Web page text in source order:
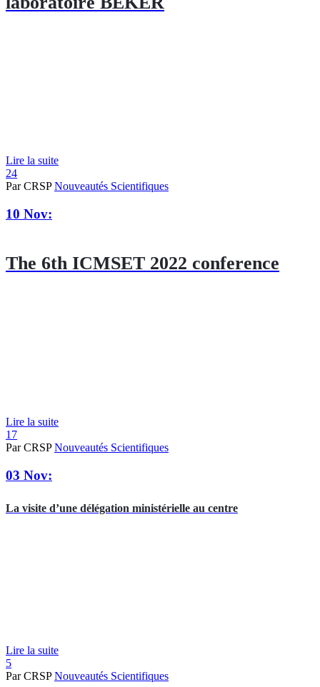
Lire la suite
24
Par CRSP Nouveautés Scientifiques
10 Nov:
The 6th ICMSET 2022 conference
Lire la suite
17
Par CRSP Nouveautés Scientifiques
03 Nov:
La visite d’une délégation ministérielle au centre
Lire la suite
5
Par CRSP Nouveautés Scientifiques